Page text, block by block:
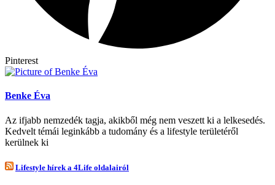
Pinterest
Benke Éva
Az ifjabb nemzedék tagja, akikből még nem veszett ki a lelkesedés.
Kedvelt témái leginkább a tudomány és a lifestyle területéről
kerülnek ki
Lifestyle hírek a 4Life oldalairól